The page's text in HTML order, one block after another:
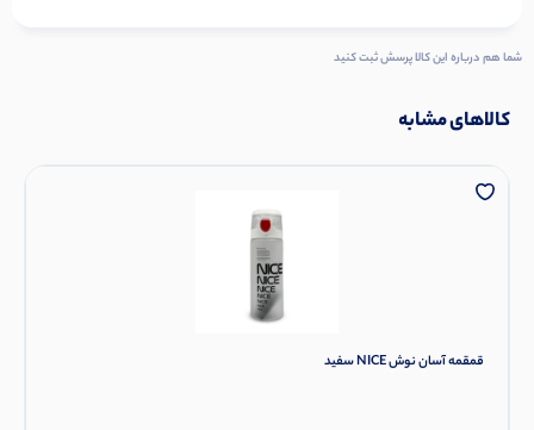
شما هم درباره این کالا پرسش ثبت کنید
کالاهای مشابه
قمقمه آسان نوش NICE سفید